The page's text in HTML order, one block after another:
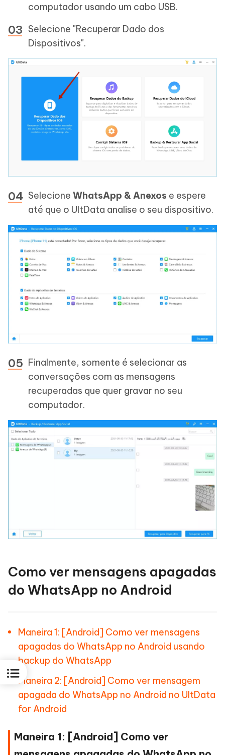
computador usando um cabo USB.
Selecione "Recuperar Dado dos
Dispositivos".
Selecione WhatsApp & Anexos e espere
até que o UltData analise o seu dispositivo.
Finalmente, somente é selecionar as
conversações com as mensagens
recuperadas que quer gravar no seu
computador.
Como ver mensagens apagadas
do WhatsApp no Android
Maneira 1: [Android] Como ver mensagens
apagadas do WhatsApp no Android usando
backup do WhatsApp
Maneira 2: [Android] Como ver mensagem
apagada do WhatsApp no Android no UltData
for Android
Maneira 1: [Android] Como ver